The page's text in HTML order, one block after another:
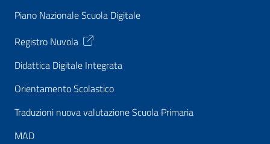
Piano Nazionale Scuola Digitale
Registro Nuvola
Didattica Digitale Integrata
Orientamento Scolastico
Traduzioni nuova valutazione Scuola Primaria
MAD